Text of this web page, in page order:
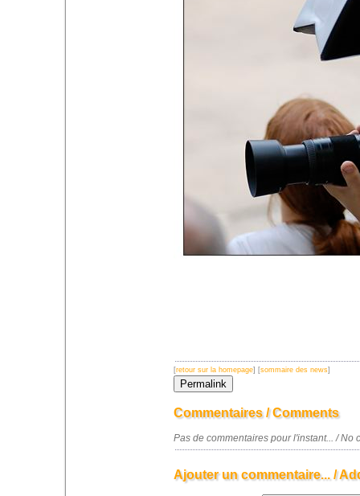
[retour sur la homepage] [sommaire des news]
Commentaires / Comments
Pas de commentaires pour l'instant... / No
Ajouter un commentaire... /